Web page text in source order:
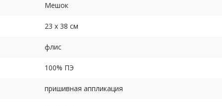
Мешок
23 х 38 см
флис
100% ПЭ
пришивная аппликация